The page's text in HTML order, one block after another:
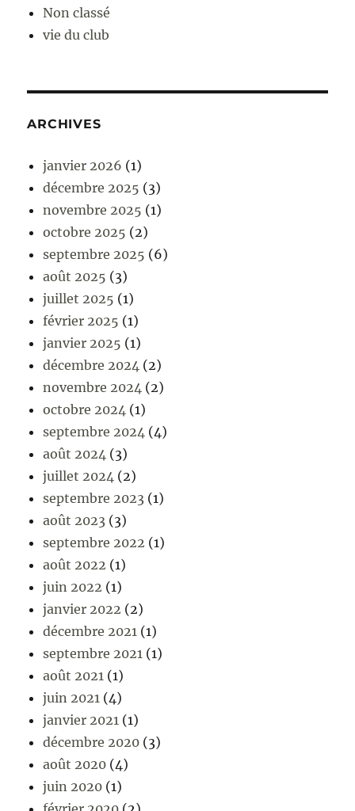
Non classé
vie du club
ARCHIVES
janvier 2026 (1)
décembre 2025 (3)
novembre 2025 (1)
octobre 2025 (2)
septembre 2025 (6)
août 2025 (3)
juillet 2025 (1)
février 2025 (1)
janvier 2025 (1)
décembre 2024 (2)
novembre 2024 (2)
octobre 2024 (1)
septembre 2024 (4)
août 2024 (3)
juillet 2024 (2)
septembre 2023 (1)
août 2023 (3)
septembre 2022 (1)
août 2022 (1)
juin 2022 (1)
janvier 2022 (2)
décembre 2021 (1)
septembre 2021 (1)
août 2021 (1)
juin 2021 (4)
janvier 2021 (1)
décembre 2020 (3)
août 2020 (4)
juin 2020 (1)